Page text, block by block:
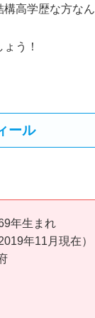
構高学歴な方な
う！
ール
年生まれ
年11月現在）